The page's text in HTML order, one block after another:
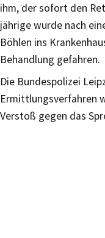
ihm, der sofort den
jährige wurde nach
Böhlen ins
Behandlung gefahren.
Die Bundespolizei
Ermittlungsverfahren
Verstoß gegen das